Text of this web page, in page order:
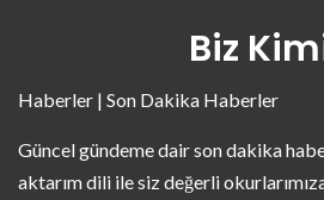
Biz
Haberler | Son Dakika Haberler
Güncel gündeme dair son dakika
aktarım dili ile siz değerli